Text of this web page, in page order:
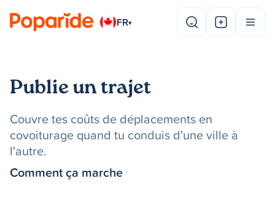
FR▾
Publie un trajet
Couvre tes coûts de déplacements en
covoiturage quand tu conduis d'une ville à
l'autre.
Comment ça marche